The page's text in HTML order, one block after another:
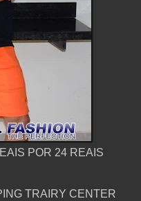
POR 24 REAIS
TRAIRY CENTER